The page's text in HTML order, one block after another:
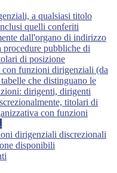
a qualsiasi titolo
quelli conferiti
dall'organo di indirizzo
procedure pubbliche di
di posizione
con funzioni dirigenziali (da
che distinguano le
dirigenti, dirigenti
titolari di
con funzioni
dirigenziali discrezionali
disponibili